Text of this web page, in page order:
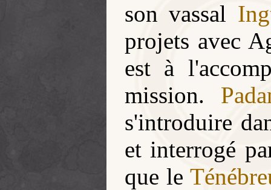
son vassal
projets avec
est à
mission.
s'introduire
et interrogé
que le